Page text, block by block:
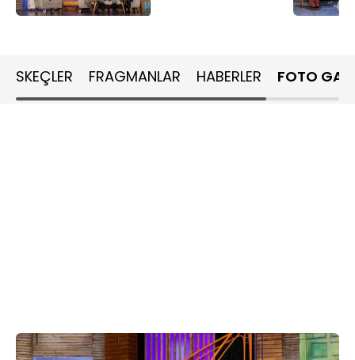
SKEÇLER FRAGMANLAR HABERLER FOTO